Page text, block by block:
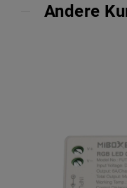
Andere